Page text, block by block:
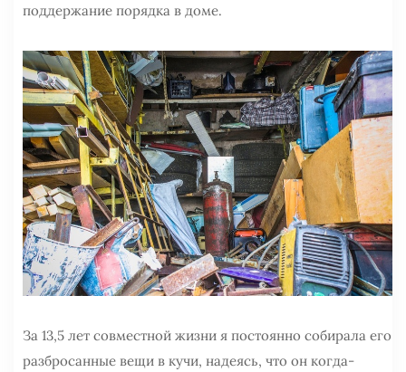
поддержание порядка в доме.
За 13,5 лет совместной жизни я постоянно собирала его
разбросанные вещи в кучи, надеясь, что он когда-